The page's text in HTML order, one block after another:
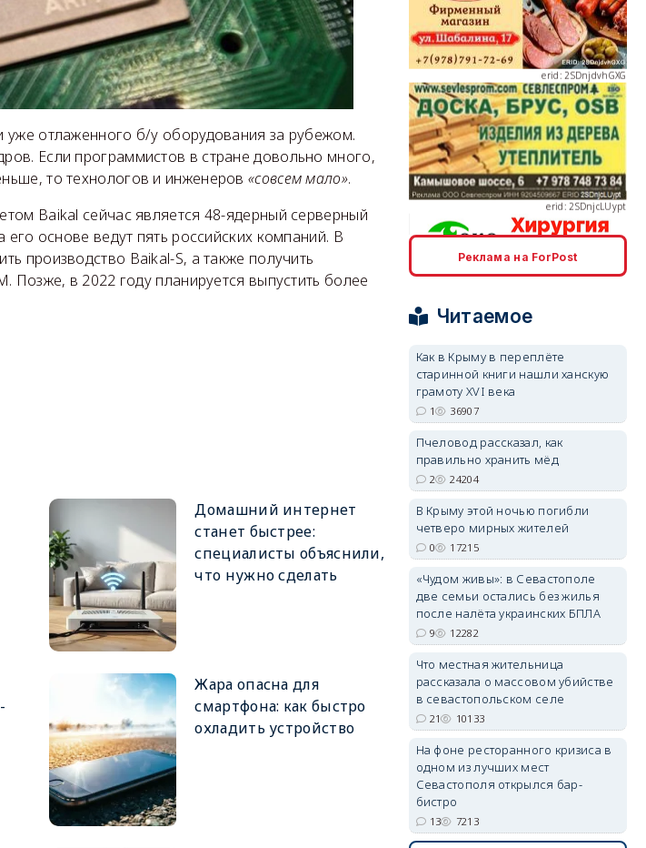
уже отлаженного б/у оборудования за рубежом.
Если программистов в стране довольно много,
то технологов и инженеров«совсем мало».
Baikal сейчас является 48-ядерный серверный
основе ведут пять российских компаний. В
производство Baikal-S, а также получить
Позже, в 2022 году планируется выпустить более
Домашний интернет
станет быстрее:
специалисты объяснили,
что нужно сделать
Жара опасна для
смартфона: как быстро
охладить устройство
erid: 2SDnjdvhGXG
erid: 2SDnjcLUypt
erid: 2SDnjcrDNw6
erid: 2SDnjdvhGXG
Реклама на ForPost
Читаемое
Как в Крыму в переплёте
старинной книги нашли ханскую
грамоту XVI века
1 36907
Пчеловод рассказал, как
правильно хранить мёд
2 24204
В Крыму этой ночью погибли
четверо мирных жителей
0 17215
«Чудом живы»: в Севастополе
две семьи остались без жилья
после налёта украинских БПЛА
9 12282
Что местная жительница
рассказала о массовом убийстве
в севастопольском селе
21 10133
На фоне ресторанного кризиса в
одном из лучших мест
Севастополя открылся бар-
бистро
13 7213